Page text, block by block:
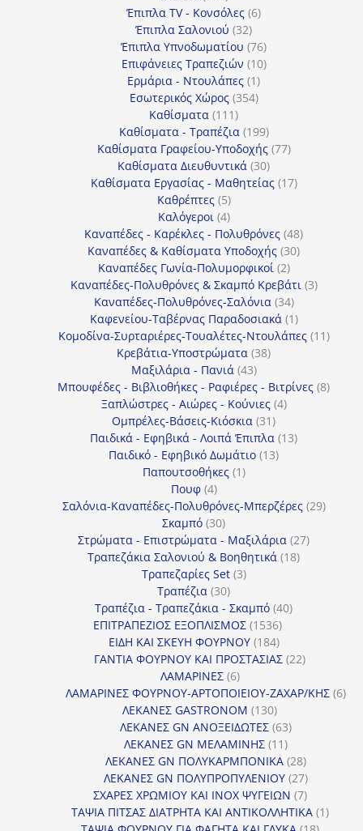
προϊόντα
Έπιπλα TV - Κονσόλες 66
Έπιπλα Σαλονιού 3232
προϊόντα
Έπιπλα Υπνοδωματίου 7676
προϊόντα
Επιφάνειες Τραπεζιών 1010
Ερμάρια - Ντουλάπες 11
προϊόν
Εσωτερικός Χώρος 354354
Καθίσματα 111111
προϊόντα
Καθίσματα - Τραπέζια 199199
προϊόντα
Καθίσματα Γραφείου-Υποδοχής 7777
Καθίσματα Διευθυντικά 3030
προϊόντα
Καθίσματα Εργασίας - Μαθητείας 1717
Καθρέπτες 55
προϊόντα
Καλόγεροι 44
προϊόντα
Καναπέδες - Καρέκλες - Πολυθρόνες 4848
προϊόντα
Καναπέδες & Καθίσματα Υποδοχής 3030
Καναπέδες Γωνία-Πολυμορφικοί 22
προϊόντα
Καναπέδες-Πολυθρόνες & Σκαμπό Κρεβάτι 33
Καναπέδες-Πολυθρόνες-Σαλόνια 3434
προϊόντα
Καφενείου-Ταβέρνας Παραδοσιακά 11
προϊόν
Κομοδίνα-Συρταριέρες-Τουαλέτες-Ντουλάπες 1111
Κρεβάτια-Υποστρώματα 3838
Μαξιλάρια - Πανιά 4343
προϊόντα
Μπουφέδες - Βιβλιοθήκες - Ραφιέρες - Βιτρίνες 88
Ξαπλώστρες - Αιώρες - Κούνιες 44
Ομπρέλες-Βάσεις-Κιόσκια 3131
προϊόντα
Παιδικά - Εφηβικά - Λοιπά Έπιπλα 1313
Παιδικό - Εφηβικό Δωμάτιο 1313
Παπουτσοθήκες 11
Πουφ 44
προϊόντα
Σαλόνια-Καναπέδες-Πολυθρόνες-Μπερζέρες 2929
Σκαμπό 3030
προϊόντα
Στρώματα - Επιστρώματα - Μαξιλάρια 2727
Τραπεζάκια Σαλονιού & Βοηθητικά 1818
Τραπεζαρίες Set 33
Τραπέζια 3030
προϊόντα
Τραπέζια - Τραπεζάκια - Σκαμπό 4040
ΕΠΙΤΡΑΠΕΖΙΟΣ ΕΞΟΠΛΙΣΜΟΣ 15361536
προϊόντα
ΕΙΔΗ ΚΑΙ ΣΚΕΥΗ ΦΟΥΡΝΟΥ 184184
προϊόντα
ΓΑΝΤΙΑ ΦΟΥΡΝΟΥ ΚΑΙ ΠΡΟΣΤΑΣΙΑΣ 2222
ΛΑΜΑΡΙΝΕΣ 66
προϊόντα
ΛΑΜΑΡΙΝΕΣ ΦΟΥΡΝΟΥ-ΑΡΤΟΠΟΙΕΙΟΥ-ΖΑΧΑΡ/ΚΗΣ 66
ΛΕΚΑΝΕΣ GASTRONOM 130130
προϊόντα
ΛΕΚΑΝΕΣ GN ΑΝΟΞΕΙΔΩΤΕΣ 6363
ΛΕΚΑΝΕΣ GN ΜΕΛΑΜΙΝΗΣ 1111
προϊόντα
ΛΕΚΑΝΕΣ GN ΠΟΛΥΚΑΡΜΠΟΝΙΚΑ 2828
προϊόντα
ΛΕΚΑΝΕΣ GN ΠΟΛΥΠΡΟΠΥΛΕΝΙΟΥ 2727
προϊόντα
ΣΧΑΡΕΣ ΧΡΩΜΙΟΥ ΚΑΙ INOX ΨΥΓΕΙΩΝ 77
προϊόντα
ΤΑΨΙΑ ΠΙΤΣΑΣ ΔΙΑΤΡΗΤΑ ΚΑΙ ΑΝΤΙΚΟΛΛΗΤΙΚΑ 11